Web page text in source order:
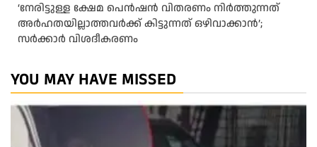
‘നേരിട്ടുള്ള ക്ഷേമ പെൻഷൻ വിതരണം നി‍‍ർത്തുന്നത്
അർഹതയില്ലാത്തവർക്ക് കിട്ടുന്നത് ഒഴിവാക്കാൻ’;
സർക്കാ‍ർ വിശദീകരണം
YOU MAY HAVE MISSED